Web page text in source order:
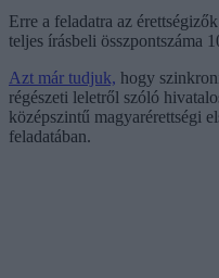
Erre a feladatra az
teljes írásbeli összpontszáma
Azt már tudjuk, hogy
régészeti leletről szóló
középszintű magyarérettségi
feladatában.